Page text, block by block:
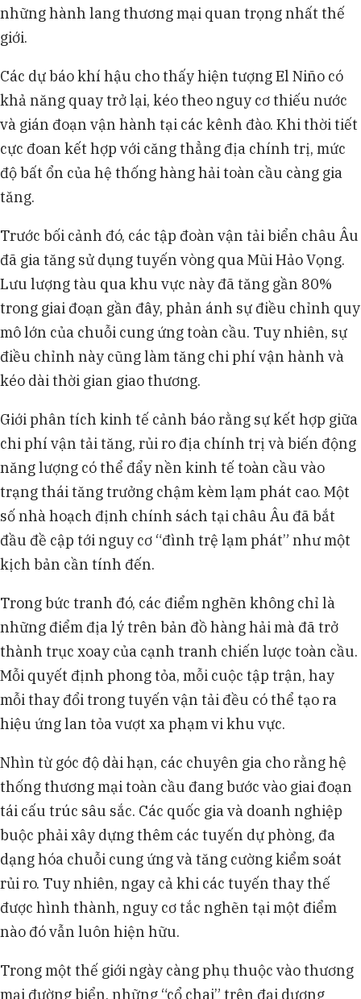
những hành lang thương mại quan trọng nhất thế
giới.
Các dự báo khí hậu cho thấy hiện tượng El Niño có
khả năng quay trở lại, kéo theo nguy cơ thiếu nước
và gián đoạn vận hành tại các kênh đào. Khi thời tiết
cực đoan kết hợp với căng thẳng địa chính trị, mức
độ bất ổn của hệ thống hàng hải toàn cầu càng gia
tăng.
Trước bối cảnh đó, các tập đoàn vận tải biển châu Âu
đã gia tăng sử dụng tuyến vòng qua Mũi Hảo Vọng.
Lưu lượng tàu qua khu vực này đã tăng gần 80%
trong giai đoạn gần đây, phản ánh sự điều chỉnh quy
mô lớn của chuỗi cung ứng toàn cầu. Tuy nhiên, sự
điều chỉnh này cũng làm tăng chi phí vận hành và
kéo dài thời gian giao thương.
Giới phân tích kinh tế cảnh báo rằng sự kết hợp giữa
chi phí vận tải tăng, rủi ro địa chính trị và biến động
năng lượng có thể đẩy nền kinh tế toàn cầu vào
trạng thái tăng trưởng chậm kèm lạm phát cao. Một
số nhà hoạch định chính sách tại châu Âu đã bắt
đầu đề cập tới nguy cơ “đình trệ lạm phát” như một
kịch bản cần tính đến.
Trong bức tranh đó, các điểm nghẽn không chỉ là
những điểm địa lý trên bản đồ hàng hải mà đã trở
thành trục xoay của cạnh tranh chiến lược toàn cầu.
Mỗi quyết định phong tỏa, mỗi cuộc tập trận, hay
mỗi thay đổi trong tuyến vận tải đều có thể tạo ra
hiệu ứng lan tỏa vượt xa phạm vi khu vực.
Nhìn từ góc độ dài hạn, các chuyên gia cho rằng hệ
thống thương mại toàn cầu đang bước vào giai đoạn
tái cấu trúc sâu sắc. Các quốc gia và doanh nghiệp
buộc phải xây dựng thêm các tuyến dự phòng, đa
dạng hóa chuỗi cung ứng và tăng cường kiểm soát
rủi ro. Tuy nhiên, ngay cả khi các tuyến thay thế
được hình thành, nguy cơ tắc nghẽn tại một điểm
nào đó vẫn luôn hiện hữu.
Trong một thế giới ngày càng phụ thuộc vào thương
mại đường biển, những “cổ chai” trên đại dương